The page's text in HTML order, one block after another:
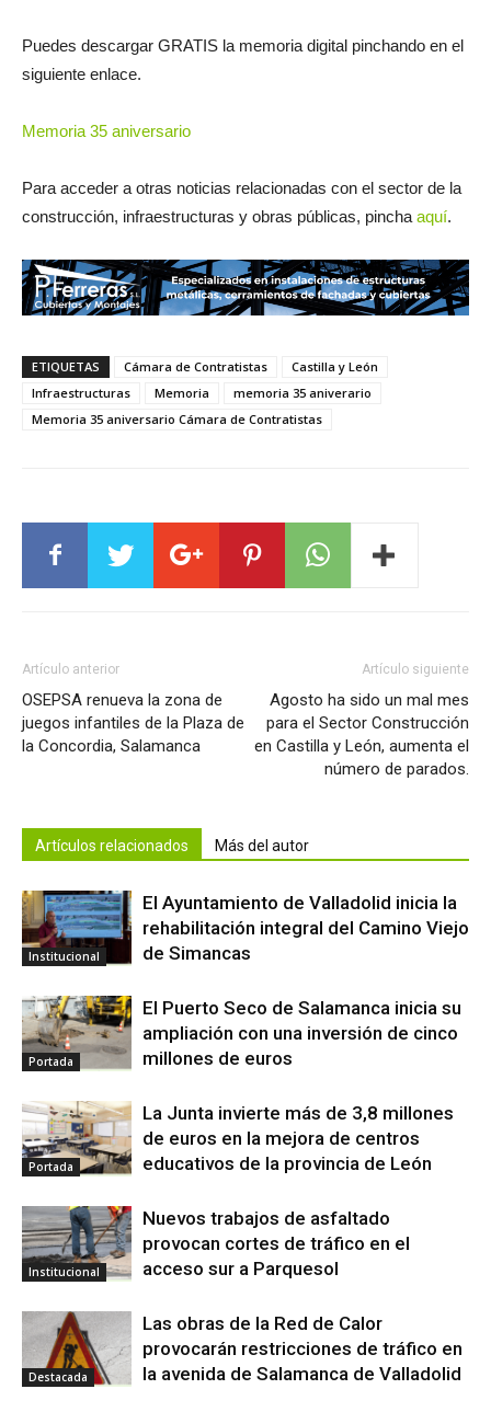
Puedes descargar GRATIS la memoria digital pinchando en el
siguiente enlace.
Memoria 35 aniversario
Para acceder a otras noticias relacionadas con el sector de la
construcción, infraestructuras y obras públicas, pinchaaquí.
ETIQUETAS Cámara de Contratistas
Castilla y León
Infraestructuras
Memoria
memoria 35 aniverario
Memoria 35 aniversario Cámara de Contratistas
Artículo anterior
OSEPSA renueva la zona de
juegos infantiles de la Plaza de
la Concordia, Salamanca
Artículo siguiente
Agosto ha sido un mal mes
para el Sector Construcción
en Castilla y León, aumenta el
número de parados.
Artículos relacionados Más del autor
Institucional
El Ayuntamiento de Valladolid inicia la
rehabilitación integral del Camino Viejo
de Simancas
Portada
El Puerto Seco de Salamanca inicia su
ampliación con una inversión de cinco
millones de euros
Portada
La Junta invierte más de 3,8 millones
de euros en la mejora de centros
educativos de la provincia de León
Institucional
Nuevos trabajos de asfaltado
provocan cortes de tráfico en el
acceso sur a Parquesol
Destacada
Las obras de la Red de Calor
provocarán restricciones de tráfico en
la avenida de Salamanca de Valladolid